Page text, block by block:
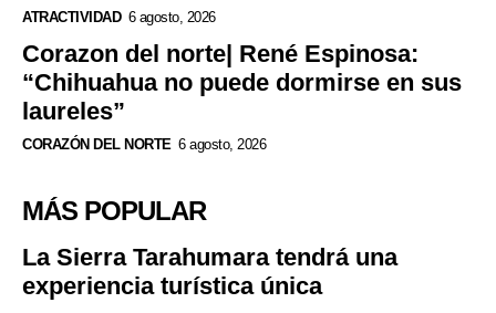
ATRACTIVIDAD 6 agosto, 2026
Corazon del norte| René Espinosa:
“Chihuahua no puede dormirse en sus
laureles”
CORAZÓN DEL NORTE 6 agosto, 2026
MÁS POPULAR
La Sierra Tarahumara tendrá una
experiencia turística única